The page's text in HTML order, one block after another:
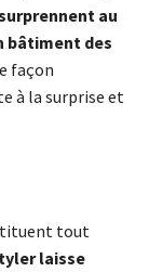
au
bâtiment des
façon
à la surprise et
tout
laisse